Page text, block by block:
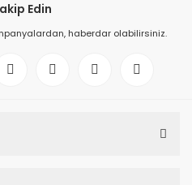
Edin
haberdar olabilirsiniz.